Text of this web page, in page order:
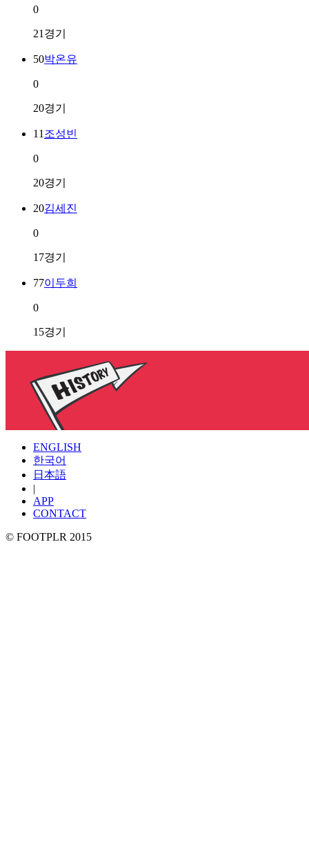
0
21경기
50박온유
0
20경기
11 조성빈
0
20경기
20김세진
0
17경기
77이두희
0
15경기
ENGLISH
한국어
日本語
|
APP
CONTACT
© FOOTPLR 2015